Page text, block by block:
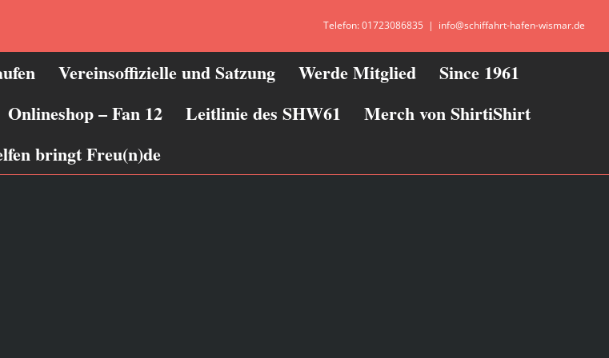
Telefon: 01723086835 | info@schiffahrt-hafen-wismar.de
Vereinsoffizielle und Satzung Werde Mitglied
Since 1961
Onlineshop – Fan 12 Leitlinie des SHW61
Merch von ShirtiShirt
bringt Freu(n)de